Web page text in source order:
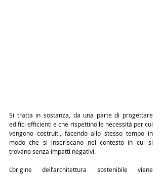
Si tratta in sostanza, da una parte di progettare
edifici efficienti e che rispettino le necessità per cui
vengono costruiti, facendo allo stesso tempo in
modo che si inseriscano nel contesto in cui si
trovano senza impatti negativi.
L’origine dell’architettura sostenibile viene